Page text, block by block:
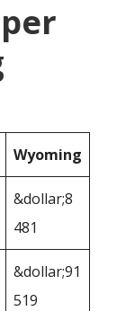
Wyoming
&dollar;8
481
&dollar;91
519